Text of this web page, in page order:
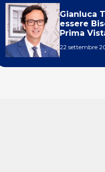
Gianluca
essere
Prima
22 settembre